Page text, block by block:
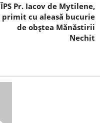
ÎPS Pr. Iacov de Mytilene,
primit cu aleasă bucurie
de obștea Mănăstirii
Nechit